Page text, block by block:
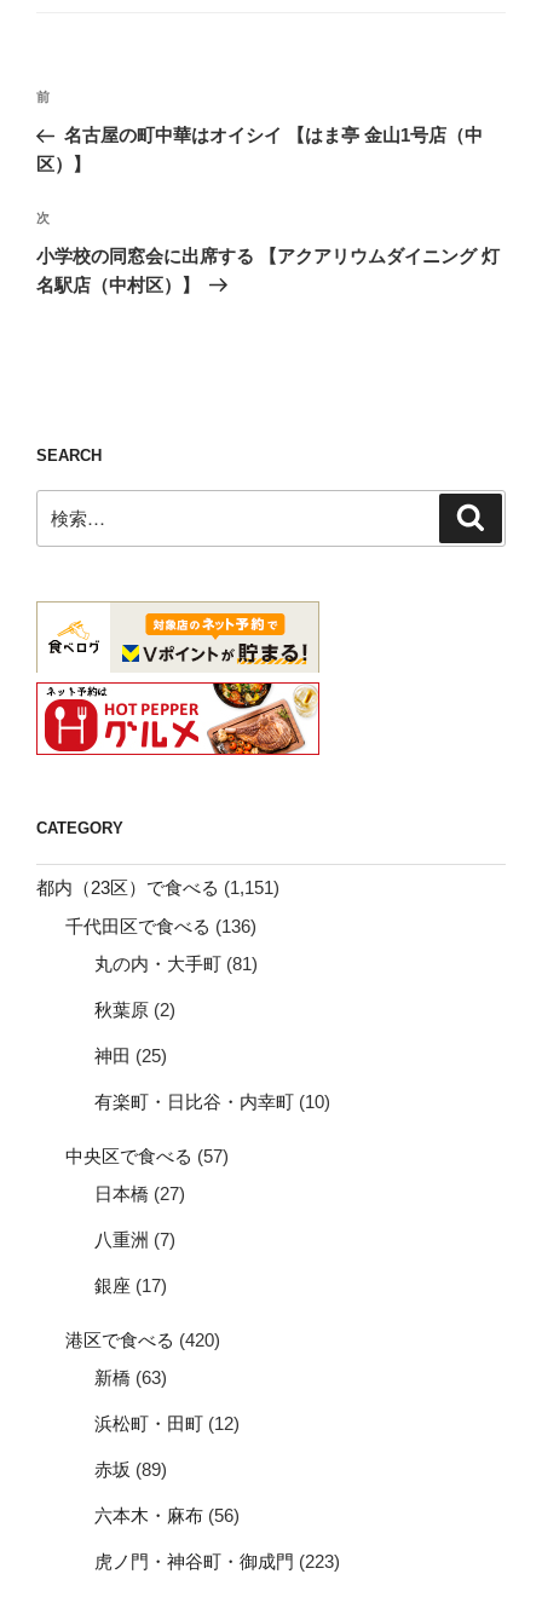
投
ナ
ゲ
ー
シ
前
の
投
前
名古屋の町中華はオイシイ 【はま亭 金山1号店（中
区）】
次
の
投
次
小学校の同窓会に出席する 【アクアリウムダイニング 灯
名駅店（中村区）】
SEARCH
索:
CATEGORY
都内（23区）で食べる (1,151)
千代田区で食べる (136)
丸の内・大手町 (81)
秋葉原 (2)
神田 (25)
有楽町・日比谷・内幸町 (10)
中央区で食べる (57)
日本橋 (27)
八重洲 (7)
銀座 (17)
港区で食べる (420)
新橋 (63)
浜松町・田町 (12)
赤坂 (89)
六本木・麻布 (56)
虎ノ門・神谷町・御成門 (223)